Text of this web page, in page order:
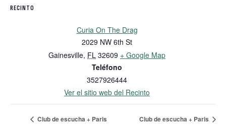
RECINTO
Curia On The Drag
2029 NW 6th St
Gainesville, FL 32609 + Google Map
Teléfono
3527926444
Ver el sitio web del Recinto
Club de escucha + Paris Club de escucha + Paris